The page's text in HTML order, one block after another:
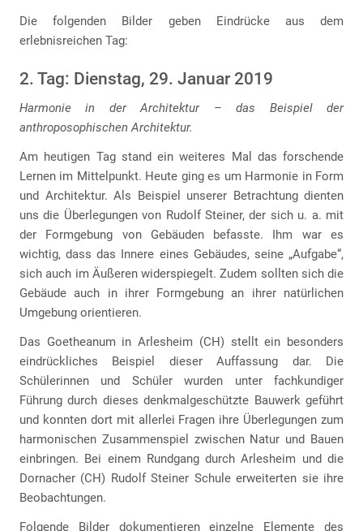
Die folgenden Bilder geben Eindrücke aus dem
erlebnisreichen Tag:
2. Tag: Dienstag, 29. Januar 2019
Harmonie in der Architektur – das Beispiel der
anthroposophischen Architektur.
Am heutigen Tag stand ein weiteres Mal das forschende
Lernen im Mittelpunkt. Heute ging es um Harmonie in Form
und Architektur. Als Beispiel unserer Betrachtung dienten
uns die Überlegungen von Rudolf Steiner, der sich u. a. mit
der Formgebung von Gebäuden befasste. Ihm war es
wichtig, dass das Innere eines Gebäudes, seine „Aufgabe“,
sich auch im Äußeren widerspiegelt. Zudem sollten sich die
Gebäude auch in ihrer Formgebung an ihrer natürlichen
Umgebung orientieren.
Das Goetheanum in Arlesheim (CH) stellt ein besonders
eindrückliches Beispiel dieser Auffassung dar. Die
Schülerinnen und Schüler wurden unter fachkundiger
Führung durch dieses denkmalgeschützte Bauwerk geführt
und konnten dort mit allerlei Fragen ihre Überlegungen zum
harmonischen Zusammenspiel zwischen Natur und Bauen
einbringen. Bei einem Rundgang durch Arlesheim und die
Dornacher (CH) Rudolf Steiner Schule erweiterten sie ihre
Beobachtungen.
Folgende Bilder dokumentieren einzelne Elemente des